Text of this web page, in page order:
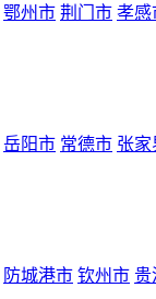
鄂州市 荆门市 孝感
岳阳市 常德市 张家
防城港市 钦州市 贵